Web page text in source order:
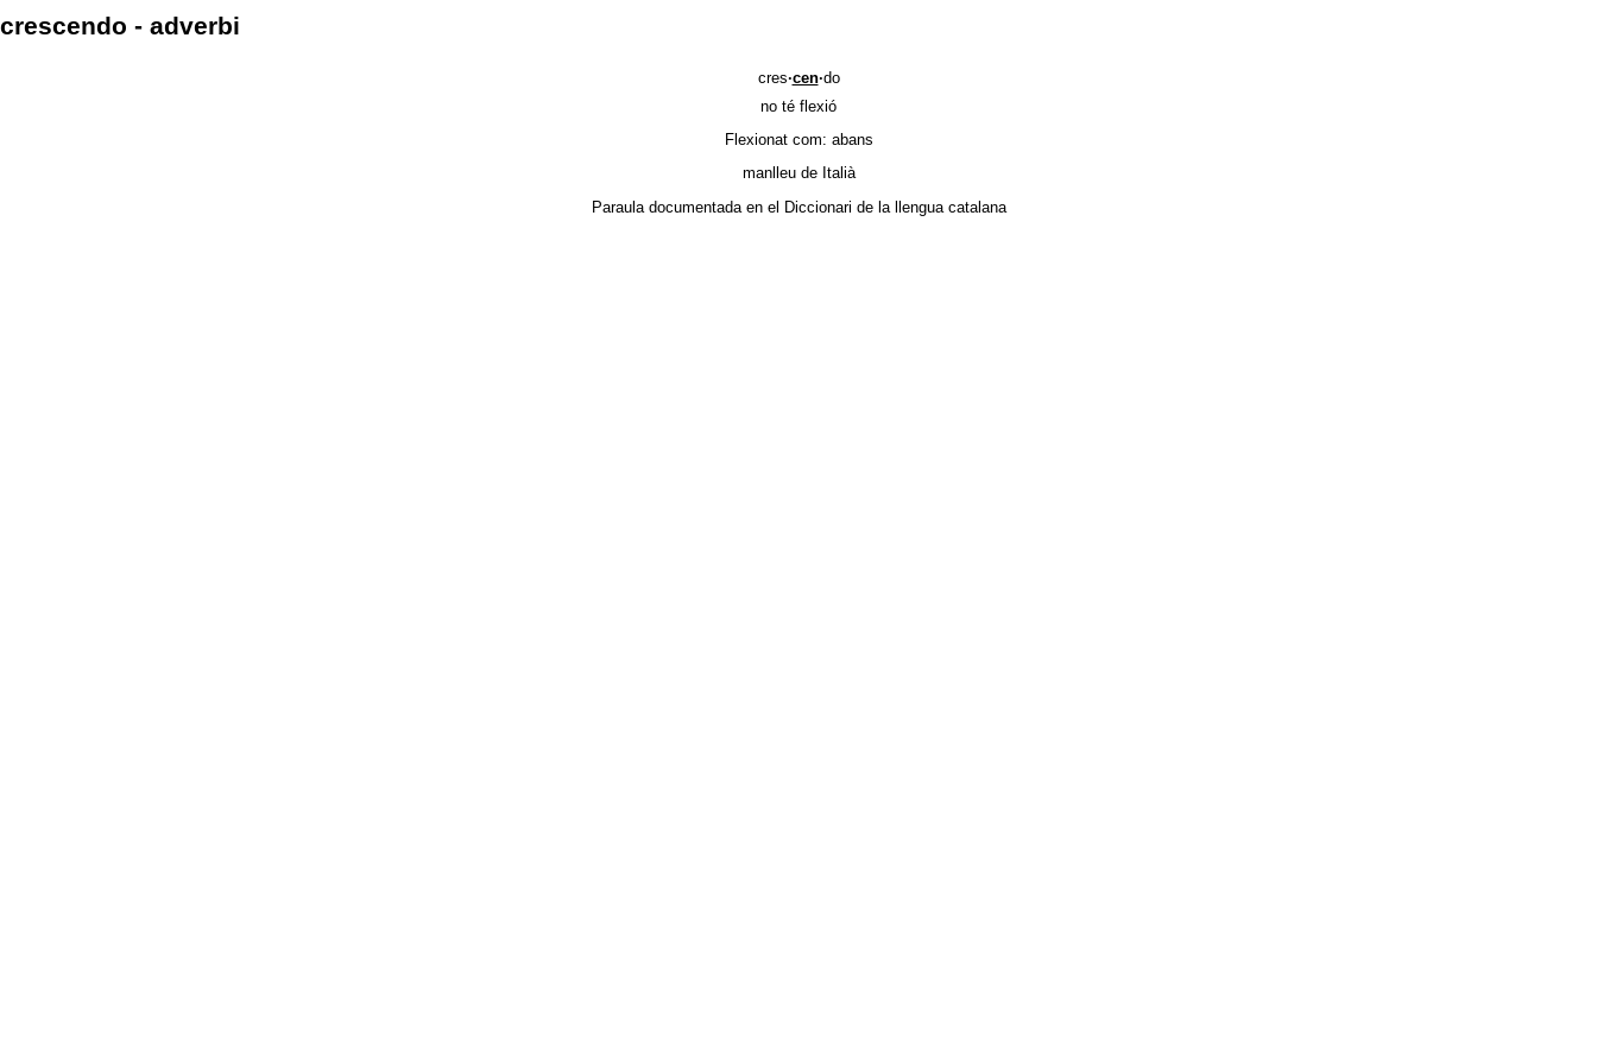
crescendo - adverbi
cres·cen·do
no té flexió
Flexionat com: abans
manlleude Italià
Paraula documentada en el Diccionari de la llengua catalana